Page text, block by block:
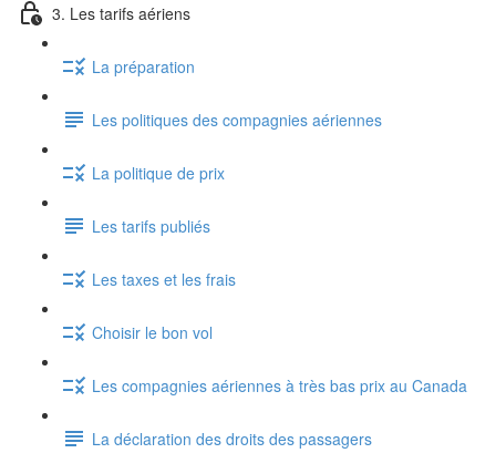
3. Les tarifs aériens
La préparation
Les politiques des compagnies aériennes
La politique de prix
Les tarifs publiés
Les taxes et les frais
Choisir le bon vol
Les compagnies aériennes à très bas prix au Canada
La déclaration des droits des passagers